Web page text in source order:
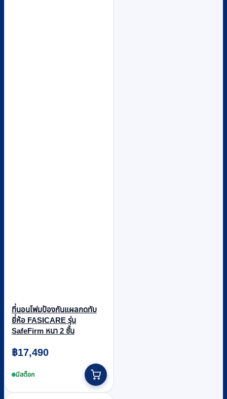
ที่นอนโฟมป้องกันแผลกดทับ
ยี่ห้อ FASICARE รุ่น
SafeFirm หนา 2 ชั้น
฿17,490
มีสต็อก